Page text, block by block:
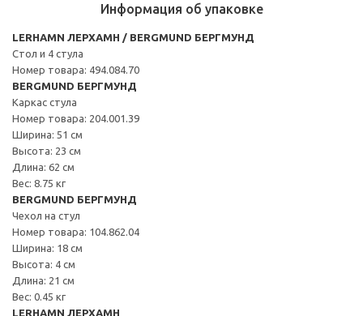
Информация об упаковке
LERHAMN ЛЕРХАМН / BERGMUND БЕРГМУНД
Стол и 4 стула
Номер товара: 494.084.70
BERGMUND БЕРГМУНД
Каркас стула
Номер товара: 204.001.39
Ширина: 51 см
Высота: 23 см
Длина: 62 см
Вес: 8.75 кг
BERGMUND БЕРГМУНД
Чехол на стул
Номер товара: 104.862.04
Ширина: 18 см
Высота: 4 см
Длина: 21 см
Вес: 0.45 кг
LERHAMN ЛЕРХАМН